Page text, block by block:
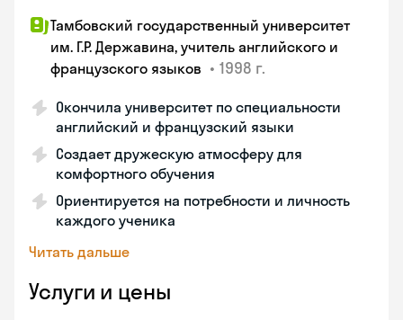
Тамбовский государственный университет
им. Г.Р. Державина, учитель английского и
французского языков • 1998 г.
Окончила университет по специальности
английский и французский языки
Создает дружескую атмосферу для
комфортного обучения
Ориентируется на потребности и личность
каждого ученика
Читать дальше
Услуги и цены